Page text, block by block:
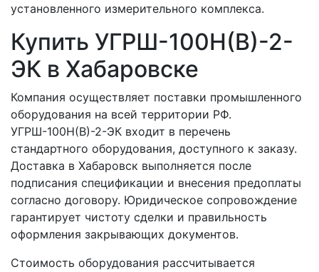
установленного измерительного комплекса.
Купить УГРШ-100Н(В)-2-
ЭК в Хабаровске
Компания осуществляет поставки промышленного
оборудования на всей территории РФ.
УГРШ-100Н(В)-2-ЭК входит в перечень
стандартного оборудования, доступного к заказу.
Доставка в Хабаровск выполняется после
подписания спецификации и внесения предоплаты
согласно договору. Юридическое сопровождение
гарантирует чистоту сделки и правильность
оформления закрывающих документов.
Стоимость оборудования рассчитывается